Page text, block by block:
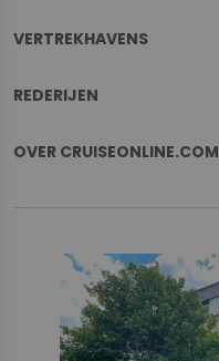
VERTREKHAVENS
REDERIJEN
OVER CRUISEONLINE.COM